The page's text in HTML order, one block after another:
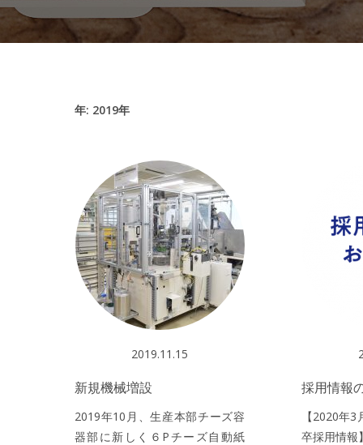
年: 2019年
2019.11.15
新規機械増設
2019年10月、生産本部チーズ容
器部に新しく６Pチーズ自動紙
採用情報
【2020年
卒採用情報